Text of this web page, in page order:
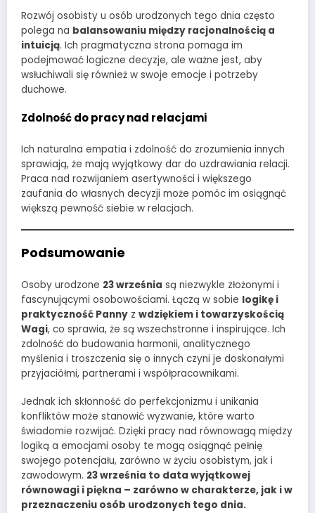
Rozwój osobisty u osób urodzonych tego dnia często
polega na balansowaniu między racjonalnością a
intuicją. Ich pragmatyczna strona pomaga im
podejmować logiczne decyzje, ale ważne jest, aby
wsłuchiwali się również w swoje emocje i potrzeby
duchowe.
Zdolność do pracy nad relacjami
Ich naturalna empatia i zdolność do zrozumienia innych
sprawiają, że mają wyjątkowy dar do uzdrawiania relacji.
Praca nad rozwijaniem asertywności i większego
zaufania do własnych decyzji może pomóc im osiągnąć
większą pewność siebie w relacjach.
Podsumowanie
Osoby urodzone 23 września są niezwykle złożonymi i
fascynującymi osobowościami. Łączą w sobie logikę i
praktyczność Panny z wdziękiem i towarzyskością
Wagi, co sprawia, że są wszechstronne i inspirujące. Ich
zdolność do budowania harmonii, analitycznego
myślenia i troszczenia się o innych czyni je doskonałymi
przyjaciółmi, partnerami i współpracownikami.
Jednak ich skłonność do perfekcjonizmu i unikania
konfliktów może stanowić wyzwanie, które warto
świadomie rozwijać. Dzięki pracy nad równowagą między
logiką a emocjami osoby te mogą osiągnąć pełnię
swojego potencjału, zarówno w życiu osobistym, jak i
zawodowym. 23 września to data wyjątkowej
równowagi i piękna – zarówno w charakterze, jak i w
przeznaczeniu osób urodzonych tego dnia.